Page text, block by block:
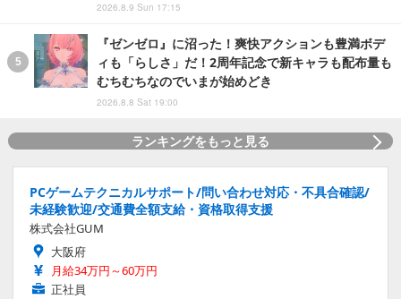
2026.8.9 Sun 17:15
『ゼンゼロ』に沼った！爽快アクションも豊満ボデ
ィも「らしさ」だ！2周年記念で新キャラも配布量も
むちむちなのでいまが始めどき
2026.8.8 Sat 19:00
ランキングをもっと見る
PCゲームテクニカルサポート/問い合わせ対応・不具合確認/
未経験歓迎/交通費全額支給・資格取得支援
株式会社GUM
大阪府
月給34万円～60万円
正社員